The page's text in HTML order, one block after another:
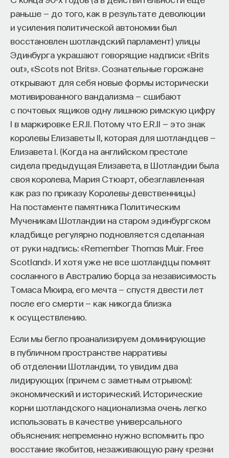
раньше — до того, как в результате деволюции
и усиления политической автономии был
восстановлен шотландский парламент) улицы
Эдинбурга украшают говорящие надписи: «Brits
out», «Scots not Brits». Сознательные горожане
открывают для себя новые формы исторически
мотивированного вандализма — сшибают
с почтовых ящиков одну лишнюю римскую цифру
I в маркировке E.R.II. Потому что E.R.II — это знак
королевы Елизаветы II, которая для шотландцев —
Елизавета I. (Когда на английском престоле
сидела предыдущая Елизавета, в Шотландии была
своя королева, Мария Стюарт, обезглавленная
как раз по приказу Королевы-девственницы.)
На постаменте памятника Политическим
Мученикам Шотландии на старом эдинбургском
кладбище регулярно подновляется сделанная
от руки надпись: «Remember Thomas Muir. Free
Scotland». И хотя уже не все шотландцы помнят
сосланного в Австралию борца за независимость
Томаса Мюира, его мечта — спустя двести лет
после его смерти — как никогда близка
к осуществлению.
Если мы бегло проанализируем доминирующие
в публичном пространстве нарративы
об отделении Шотландии, то увидим два
лидирующих (причем с заметным отрывом):
экономический и исторический. Исторические
корни шотландского национализма очень легко
использовать в качестве универсального
объяснения: непременно нужно вспомнить про
восстание якобитов, незаживающую рану «резни
проекта имеют STEM-образование, при этом32%
заинтересованы в работе в инновационных
компаниях, но не знают, с чего начать.
Специалисты сталкиваются с тремя ключевыми
барьерами:
Недостаток информации о глобальных
индустриях и карьерных возможностях
мешает поиску подходящих ваканси; ​
Непрозрачные механизмы в инновационных
компаниях усложняют процесс
трудоустройства​;
Стереотипы не позволяют эффективно
конкурировать на международном рынке​.
Что такое Naukka Talents
Naukka Talents
— это не просто рекрутинговый
сервис, а комплексная платформа поддержки
специалистов на пути к карьере в глобальных
инновационных индустриях. Сервис помогает
преодолеть существующие барьеры через
обучение, карьерное сопровождение и прямые
связи с компаниями, заинтересованными
ввысококвалифицированныхкадрах.​
Сервис создан для всех, кто хочет найти свой
путь в инновационных индустриях:
Учёных, инженеров и исследователей
с опытом работы в научной сфере;
Специалистов с STEM-образованием,
желающих сменить сферу деятельности;
Тех, кто пока не имеет достаточного опыта
то есть, по школьной практике, под ударением.
Мы с вами знаем, что в литературном языке пять
гласных, находящихся под ударением. Вот,
собственно, я их и перечислил: А, О, Э, И, У.
Привыкнув к этой системе, мы считаем, что это
нормально и единственно возможно для русского
языка. На самом деле это не так. И чтобы
показать, что система гласных русского языка
имеет свою историю, а самое главное, то, ради
чего стоит, наверное, затевать этот разговор, что
эта система имеет на самом деле еще
и варианты в русском языке, в русских говорах.
Даже в литературном языке, что очень важно,
эта система показывает свои предыдущие
состояния.
в русском литературном языке, собственно, как
и во всех говорах русского языка, имеет двойное
происхождение. На этапе древнерусского языка,
приблизительно в XIV веке, эти гласные были
двойного происхождения, один из которых был
связан со старым гласным ъ (ер). Этимологи
обозначают его под звездочкой, то, что
мы называем твердым знаком или буквой
ер в старославянском кириллическом алфавите.
А второй гласный был связан не с ером. Поэтому
гласный, который этимологически связан с ером,
мы узнаем по чередованию с нулем звука,
например «лоб — лба», «сон — сна». То есть
в современном состоянии в системе падежного
изменения мы видим историю русского языка.
А второй гласный не был с ним связан, и этого
чередования не происходит.